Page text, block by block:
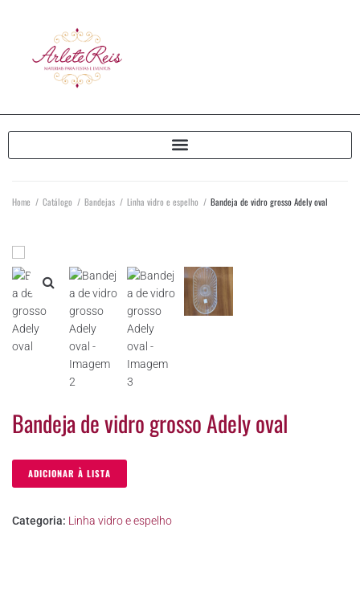
Home / Catálogo / Bandejas / Linha vidro e espelho / Bandeja de vidro grosso Adely oval
Bandeja de vidro grosso Adely oval
ADICIONAR À LISTA
Categoria: Linha vidro e espelho